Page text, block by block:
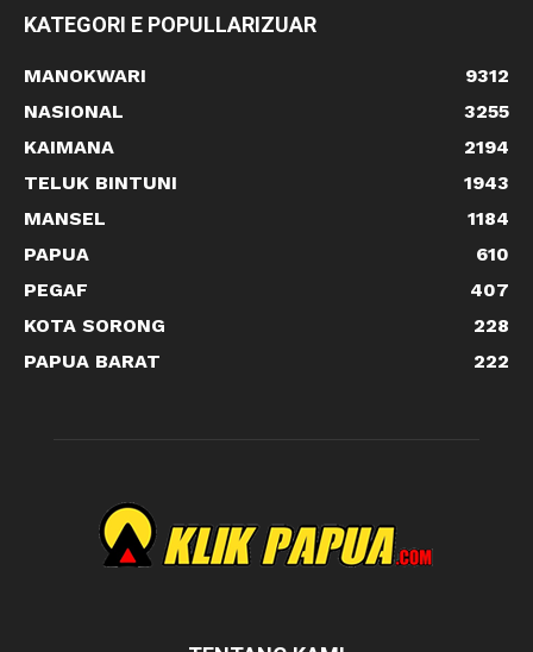
KATEGORI E POPULLARIZUAR
MANOKWARI
9312
NASIONAL
3255
KAIMANA
2194
TELUK BINTUNI
1943
MANSEL
1184
PAPUA
610
PEGAF
407
KOTA SORONG
228
PAPUA BARAT
222